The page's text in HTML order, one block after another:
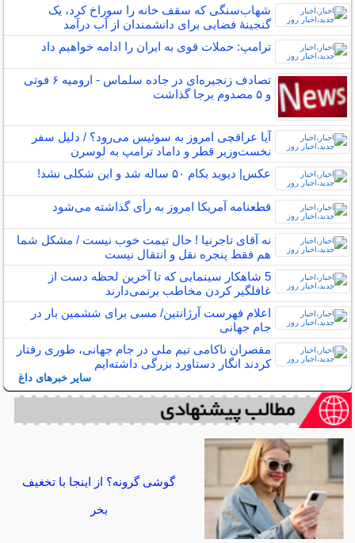
شهاب‌سنگی که سقف خانه را سوراخ کرد، یک
گنجینۀ فضایی برای دانشمندان از آب درآمد
ترامپ: حملات قوی به ایران را ادامه خواهیم داد
تصادف زنجیره‌ای در جاده سلماس - ارومیه ۶ فوتی
و ۵ مصدوم برجا گذاشت
آیا عراقچی امروز به سوئیس می‌رود؟ / دلیل سفر
نخست‌وزیر قطر و داماد ترامپ به لوسرن
عکس| دیوید بکام ۵۰ ساله شد و این شکلی نشد!
قطعنامه آمریکا امروز به رأی گذاشته می‌شود
نه آقای تاجرنیا ! حال تیمت خوب نیست / مشکل شما
هم فقط پنجره نقل و انتقال نیست
5 شاهکار سینمایی که تا آخرین لحظه دست از
غافلگیر کردن مخاطب برنمی‌دارند
اعلام فهرست آرژانتین/ مسی برای ششمین بار در
جام جهانی
مقصران ناکامی تیم ملی در جام جهانی، طوری رفتار
کردند انگار دستاورد بزرگی داشته‌ایم
سایر خبرهای داغ
گوشی گرونه؟ از اینجا با تخغیف
بخر